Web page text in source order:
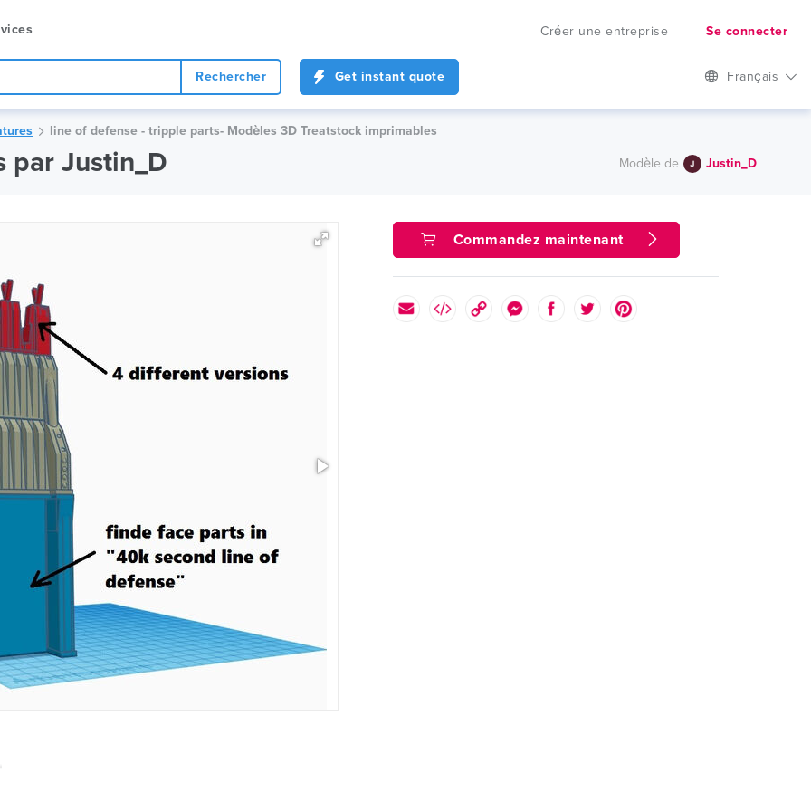
Créer une entreprise Se connecter
Rechercher Get instant quote Français
line of defense - tripple parts- Modèles 3D Treatstock imprimables
Justin_D Modèle de Justin_D
Commandez maintenant